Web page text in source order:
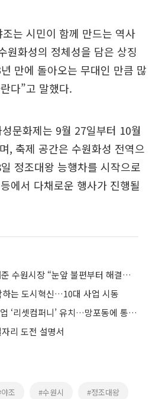
는 시민이 함께 만드는 역사
원화성의 정체성을 담은 상징
만에 돌아오는 무대인 만큼 많
다”고 말했다.
문화제는 9월 27일부터 10월
, 축제 공간은 수원화성 전역으
정조대왕 능행차를 시작으로
에서 다채로운 행사가 진행될
‘폭싹 담았수다’...이재준 수원시장 “눈앞 불편부터 해결…정조처럼 민심 듣겠다”
하는 도시혁신…10대 사업 시동
수원시, 태양광로봇기업 ‘리셋컴퍼니’ 유치…망포동에 통합이전
리 도전 설명서
조 #수원시 #정조대왕